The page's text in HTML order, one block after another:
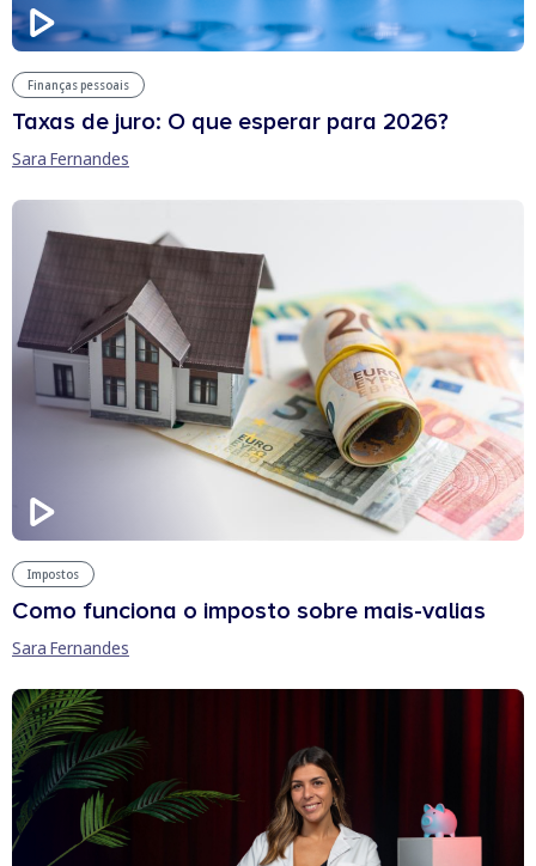
Finanças pessoais
Taxas de juro: O que esperar para 2026?
Sara Fernandes
Impostos
Como funciona o imposto sobre mais-valias
Sara Fernandes